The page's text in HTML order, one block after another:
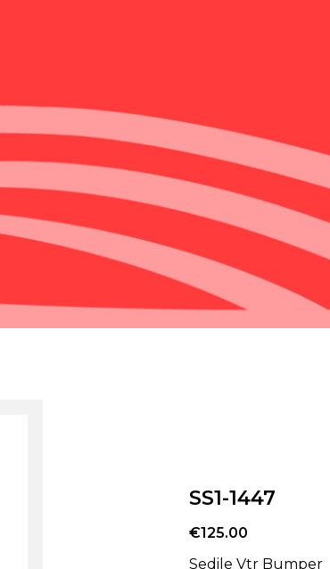
SS1-1447
€125.00
Sedile Vtr Bumper